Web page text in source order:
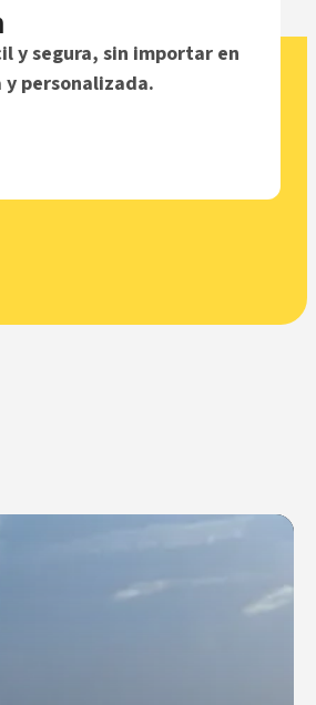
y segura, sin importar en
personalizada.